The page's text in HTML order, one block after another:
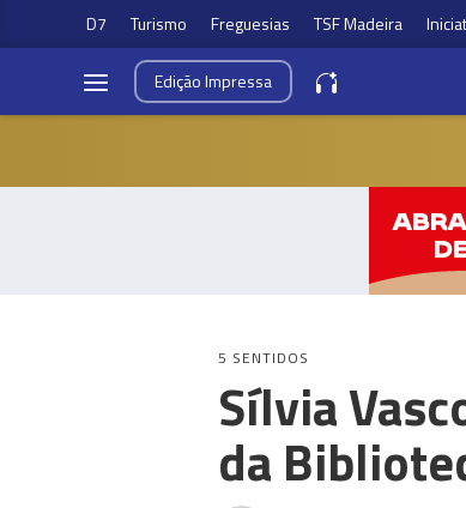
D7 Turismo Freguesias TSF Madeira
EdiçãoImpressa
5 SENTIDOS
Sílvia
da